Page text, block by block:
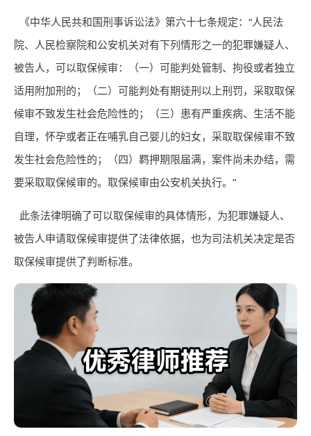
《中华人民共和国刑事诉讼法》第六十七条规定：“人民法
院、人民检察院和公安机关对有下列情形之一的犯罪嫌疑人、
被告人，可以取保候审：（一）可能判处管制、拘役或者独立
适用附加刑的；（二）可能判处有期徒刑以上刑罚，采取取保
候审不致发生社会危险性的；（三）患有严重疾病、生活不能
自理，怀孕或者正在哺乳自己婴儿的妇女，采取取保候审不致
发生社会危险性的；（四）羁押期限届满，案件尚未办结，需
要采取取保候审的。取保候审由公安机关执行。”
此条法律明确了可以取保候审的具体情形，为犯罪嫌疑人、
被告人申请取保候审提供了法律依据，也为司法机关决定是否
取保候审提供了判断标准。